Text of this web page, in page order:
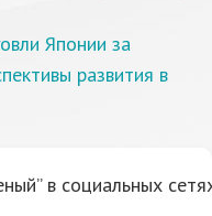
Японии за
развития в
в социальных